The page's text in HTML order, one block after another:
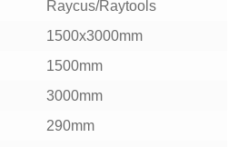
Raycus/Raytools
1500x3000mm
1500mm
3000mm
290mm